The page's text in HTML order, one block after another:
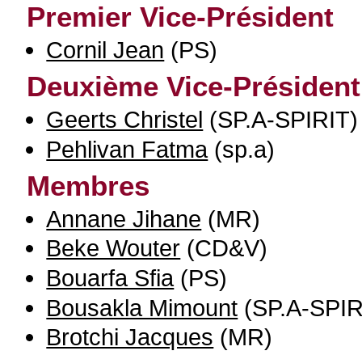
Premier Vice-Président
Cornil Jean (PS)
Deuxième Vice-Président
Geerts Christel (SP.A-SPIRIT)
Pehlivan Fatma(sp.a)
Membres
Annane Jihane (MR)
Beke Wouter (CD&V)
Bouarfa Sfia(PS)
Bousakla Mimount (SP.A-
Brotchi Jacques (MR)